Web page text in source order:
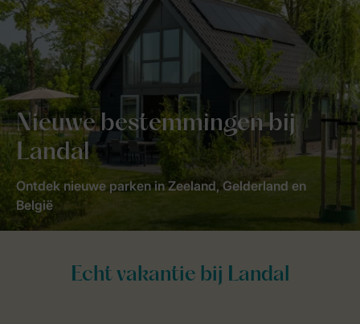
Nieuwe bestemmingen bij
Landal
Ontdek nieuwe parken in Zeeland, Gelderland en
België